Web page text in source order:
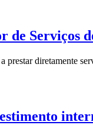
de
prestar diretamente